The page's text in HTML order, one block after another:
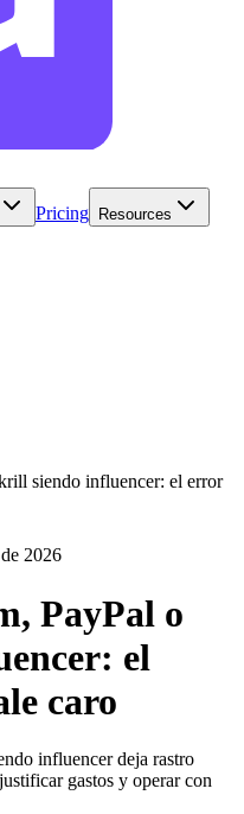
Pricing Resources
siendo influencer: el error
2026
PayPal o
el
caro
influencer deja rastro
gastos y operar con